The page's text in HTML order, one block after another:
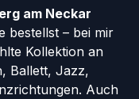
am Neckar
bestellst – bei mir
Kollektion an
Ballett, Jazz,
Auch